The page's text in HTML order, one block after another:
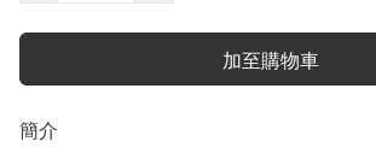
加至購物車
簡介